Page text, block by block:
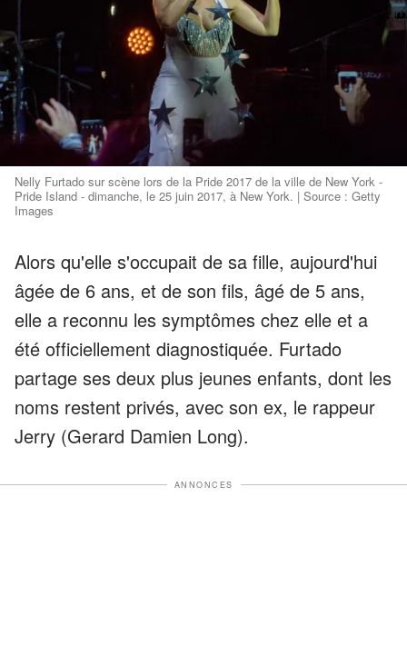
Nelly Furtado sur scène lors de la Pride 2017 de la ville de New York -
Pride Island - dimanche, le 25 juin 2017, à New York. | Source : Getty
Images
Alors qu'elle s'occupait de sa fille, aujourd'hui
âgée de 6 ans, et de son fils, âgé de 5 ans,
elle a reconnu les symptômes chez elle et a
été officiellement diagnostiquée. Furtado
partage ses deux plus jeunes enfants, dont les
noms restent privés, avec son ex, le rappeur
Jerry (Gerard Damien Long).
ANNONCES